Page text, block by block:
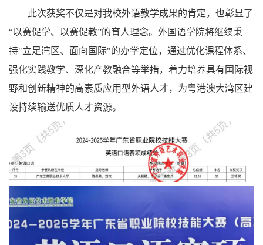
此次获奖不仅是对我校外语教学成果的肯定，也彰显了
“以赛促学、以赛促教”的育人理念。外国语学院将继续秉
持"立足湾区、面向国际"的办学定位，通过优化课程体系、
强化实践教学、深化产教融合等举措，着力培养具有国际视
野和创新精神的高素质应用型外语人才，为粤港澳大湾区建
设持续输送优质人才资源。